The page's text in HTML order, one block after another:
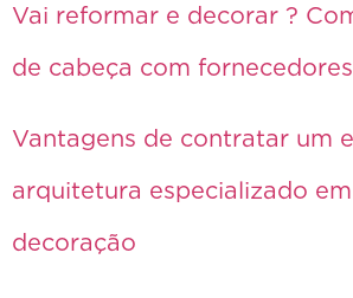
Vai reformar e decorar ?
de cabeça com
Vantagens de contratar um
arquitetura especializado
decoração